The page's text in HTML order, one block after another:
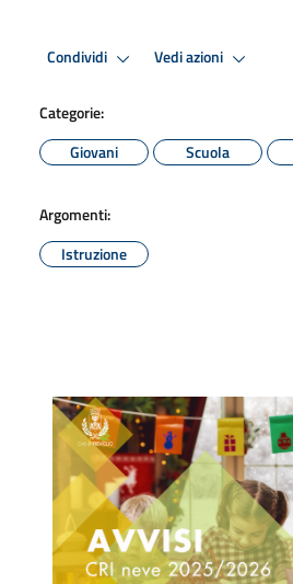
Condividi Vedi azioni
Categorie:
Giovani
Scuola
Argomenti:
Istruzione